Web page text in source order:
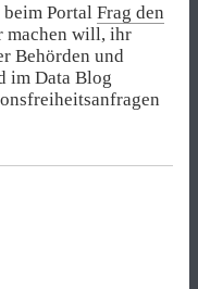
Portal Frag den
machen will, ihr
Behörden und
im Data Blog